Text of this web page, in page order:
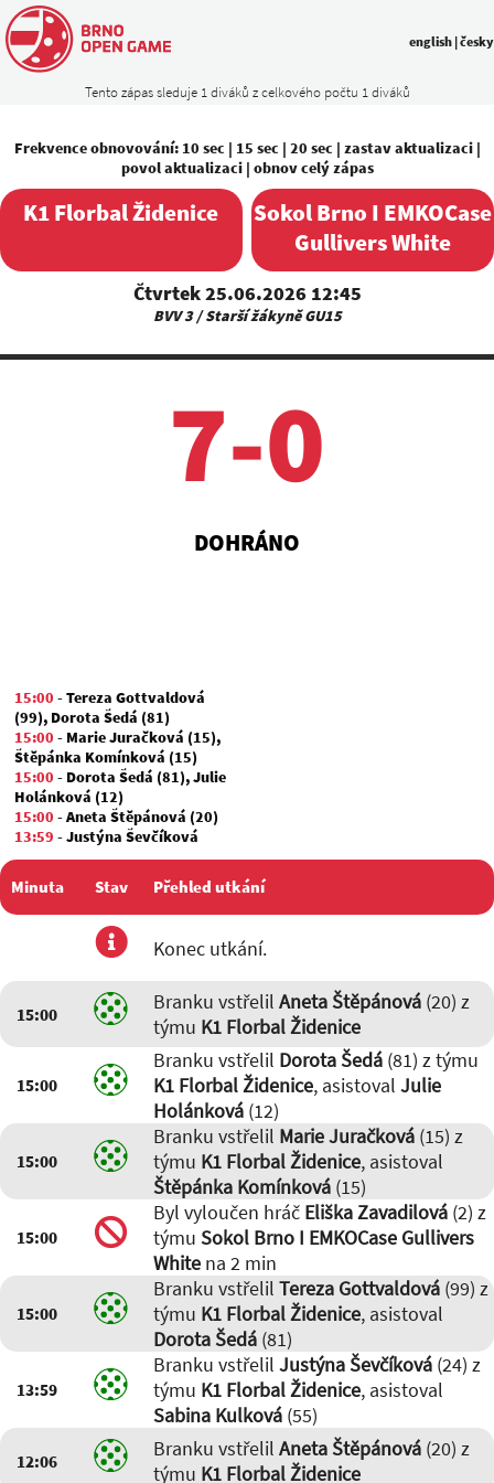
Tento zápas sleduje 1 diváků z celkového počtu 1 diváků
english |česky
Frekvence obnovování: 10 sec | 15 sec | 20 sec | zastav aktualizaci|
povol aktualizaci| obnov celý zápas
K1 Florbal Židenice
Čtvrtek 25.06.2026 12:45
BVV 3 / Starší žákyně GU15
Sokol Brno I EMKOCase
Gullivers White
7-0
DOHRÁNO
15:00 -Tereza Gottvaldová
(99), Dorota Šedá (81)
15:00 - Marie Juračková (15),
Štěpánka Komínková (15)
15:00 - Dorota Šedá (81),Julie
Holánková (12)
15:00 -Aneta Štěpánová (20)
13:59 -Justýna Ševčíková
(24),Sabina Kulková (55)
12:06
Aneta Štěpánová (20)
05:36-
Tereza Gottvaldová
(99),Adéla Kopřivová (82)
Minuta Stav Přehled utkání
Konec utkání.
15:00 Branku vstřelil Aneta Štěpánová(20) z
týmu K1 Florbal Židenice
15:00
Branku vstřelil Dorota Šedá(81) z týmu
K1 Florbal Židenice, asistoval Julie
Holánková(12)
15:00
Branku vstřelil Marie Juračková(15) z
týmu K1 Florbal Židenice, asistoval
Štěpánka Komínková(15)
15:00
Byl vyloučen hráč Eliška Zavadilová(2) z
týmu Sokol Brno I EMKOCase Gullivers
Whitena 2 min
15:00
Branku vstřelil Tereza Gottvaldová(99) z
týmu K1 Florbal Židenice, asistoval
Dorota Šedá(81)
13:59
Branku vstřelil Justýna Ševčíková(24) z
týmu K1 Florbal Židenice, asistoval
Sabina Kulková(55)
12:06 Branku vstřelil Aneta Štěpánová(20) z
týmu K1 Florbal Židenice